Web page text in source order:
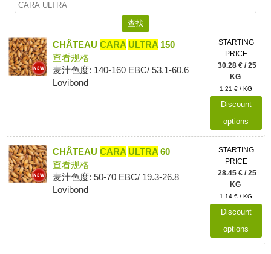
CHÂTEAU CARA ULTRA150
查看规格
麦汁色度: 140-160 EBC/ 53.1-60.6
Lovibond
STARTING
PRICE
30.28 € / 25
KG
1.21 € / KG
Discount
options
CHÂTEAU CARA ULTRA60
查看规格
麦汁色度: 50-70 EBC/ 19.3-26.8
Lovibond
STARTING
PRICE
28.45 € / 25
KG
1.14 € / KG
Discount
options